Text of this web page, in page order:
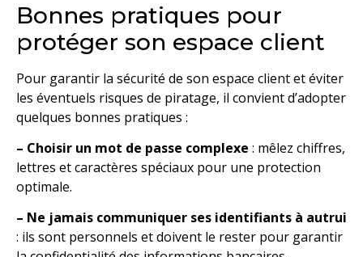
Bonnes pratiques pour
protéger son espace client
Pour garantir la sécurité de son espace client et éviter
les éventuels risques de piratage, il convient d’adopter
quelques bonnes pratiques :
– Choisir un mot de passe complexe : mêlez chiffres,
lettres et caractères spéciaux pour une protection
optimale.
– Ne jamais communiquer ses identifiants à autrui
: ils sont personnels et doivent le rester pour garantir